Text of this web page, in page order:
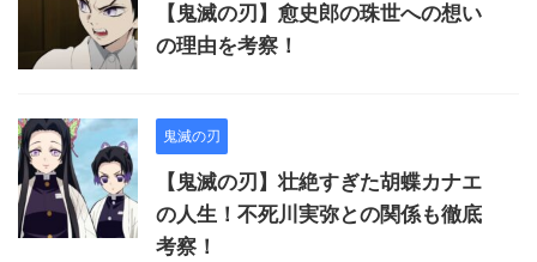
【鬼滅の刃】愈史郎の珠世への想い
の理由を考察！
鬼滅の刃
【鬼滅の刃】壮絶すぎた胡蝶カナエ
の人生！不死川実弥との関係も徹底
考察！